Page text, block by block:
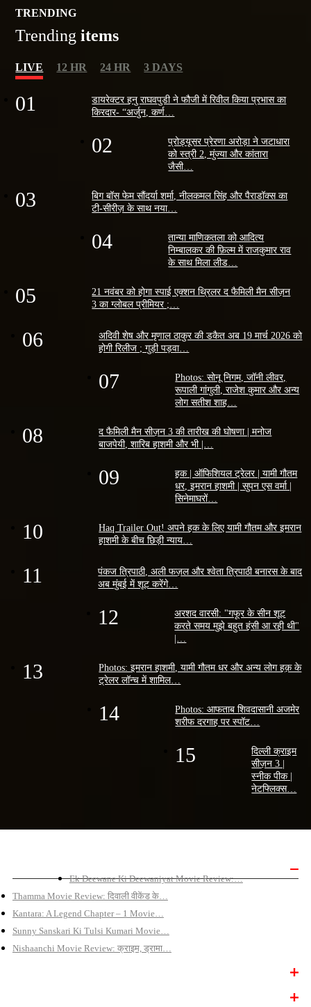
TRENDING
Trendingitems
LIVE 12 HR 24 HR 3 DAYS
01
डायरेक्टर हनु राघवपुडी ने फौजी में रिवील किया प्रभास का
किरदार- “अर्जुन, कर्ण…
02
प्रोड्यूसर प्रेरणा अरोड़ा ने जटाधारा
को स्त्री 2, मुंज्या और कांतारा
जैसी…
03
बिग बॉस फेम सौंदर्या शर्मा, नीलकमल सिंह और पैराडॉक्स का
टी-सीरीज़ के साथ नया…
04
तान्या माणिकतला को आदित्य
निम्बालकर की फ़िल्म में राजकुमार राव
के साथ मिला लीड…
05
21 नवंबर को होगा स्पाई एक्शन थ्रिलर द फैमिली मैन सीज़न
3 का ग्लोबल प्रीमियर ;…
06
अदिवी शेष और मृणाल ठाकुर की डकैत अब 19 मार्च 2026 को
होगी रिलीज ; गुड़ी पड़वा…
07
Photos: सोनू निगम, जॉनी लीवर,
रूपाली गांगुली, राजेश कुमार और अन्य
लोग सतीश शाह…
08
द फैमिली मैन सीज़न 3 की तारीख की घोषणा | मनोज
बाजपेयी, शारिब हाशमी और भी |…
09
हक | ऑफिशियल ट्रेलर | यामी गौतम
धर, इमरान हाशमी | सुपन एस वर्मा |
सिनेमाघरों…
10
Haq Trailer Out! अपने हक के लिए यामी गौतम और इमरान
हाशमी के बीच छिड़ी न्याय…
11
पंकज त्रिपाठी, अली फज़ल और श्वेता त्रिपाठी बनारस के बाद
अब मुंबई में शूट करेंगे…
12
अरशद वारसी: "गफूर के सीन शूट
करते समय मुझे बहुत हंसी आ रही थी"
|…
13
Photos: इमरान हाशमी, यामी गौतम धर और अन्य लोग हक़ के
ट्रेलर लॉन्च में शामिल…
14
Photos: आफताब शिवदासानी अजमेर
शरीफ दरगाह पर स्पॉट…
15
दिल्ली क्राइम
सीज़न 3 |
स्नीक पीक |
नेटफ्लिक्स…
Ek Deewane Ki Deewaniyat Movie Review:…
Thamma Movie Review: दिवाली वीकेंड के…
Kantara: A Legend Chapter – 1 Movie…
Sunny Sanskari Ki Tulsi Kumari Movie…
Nishaanchi Movie Review: क्राइम, ड्रामा…